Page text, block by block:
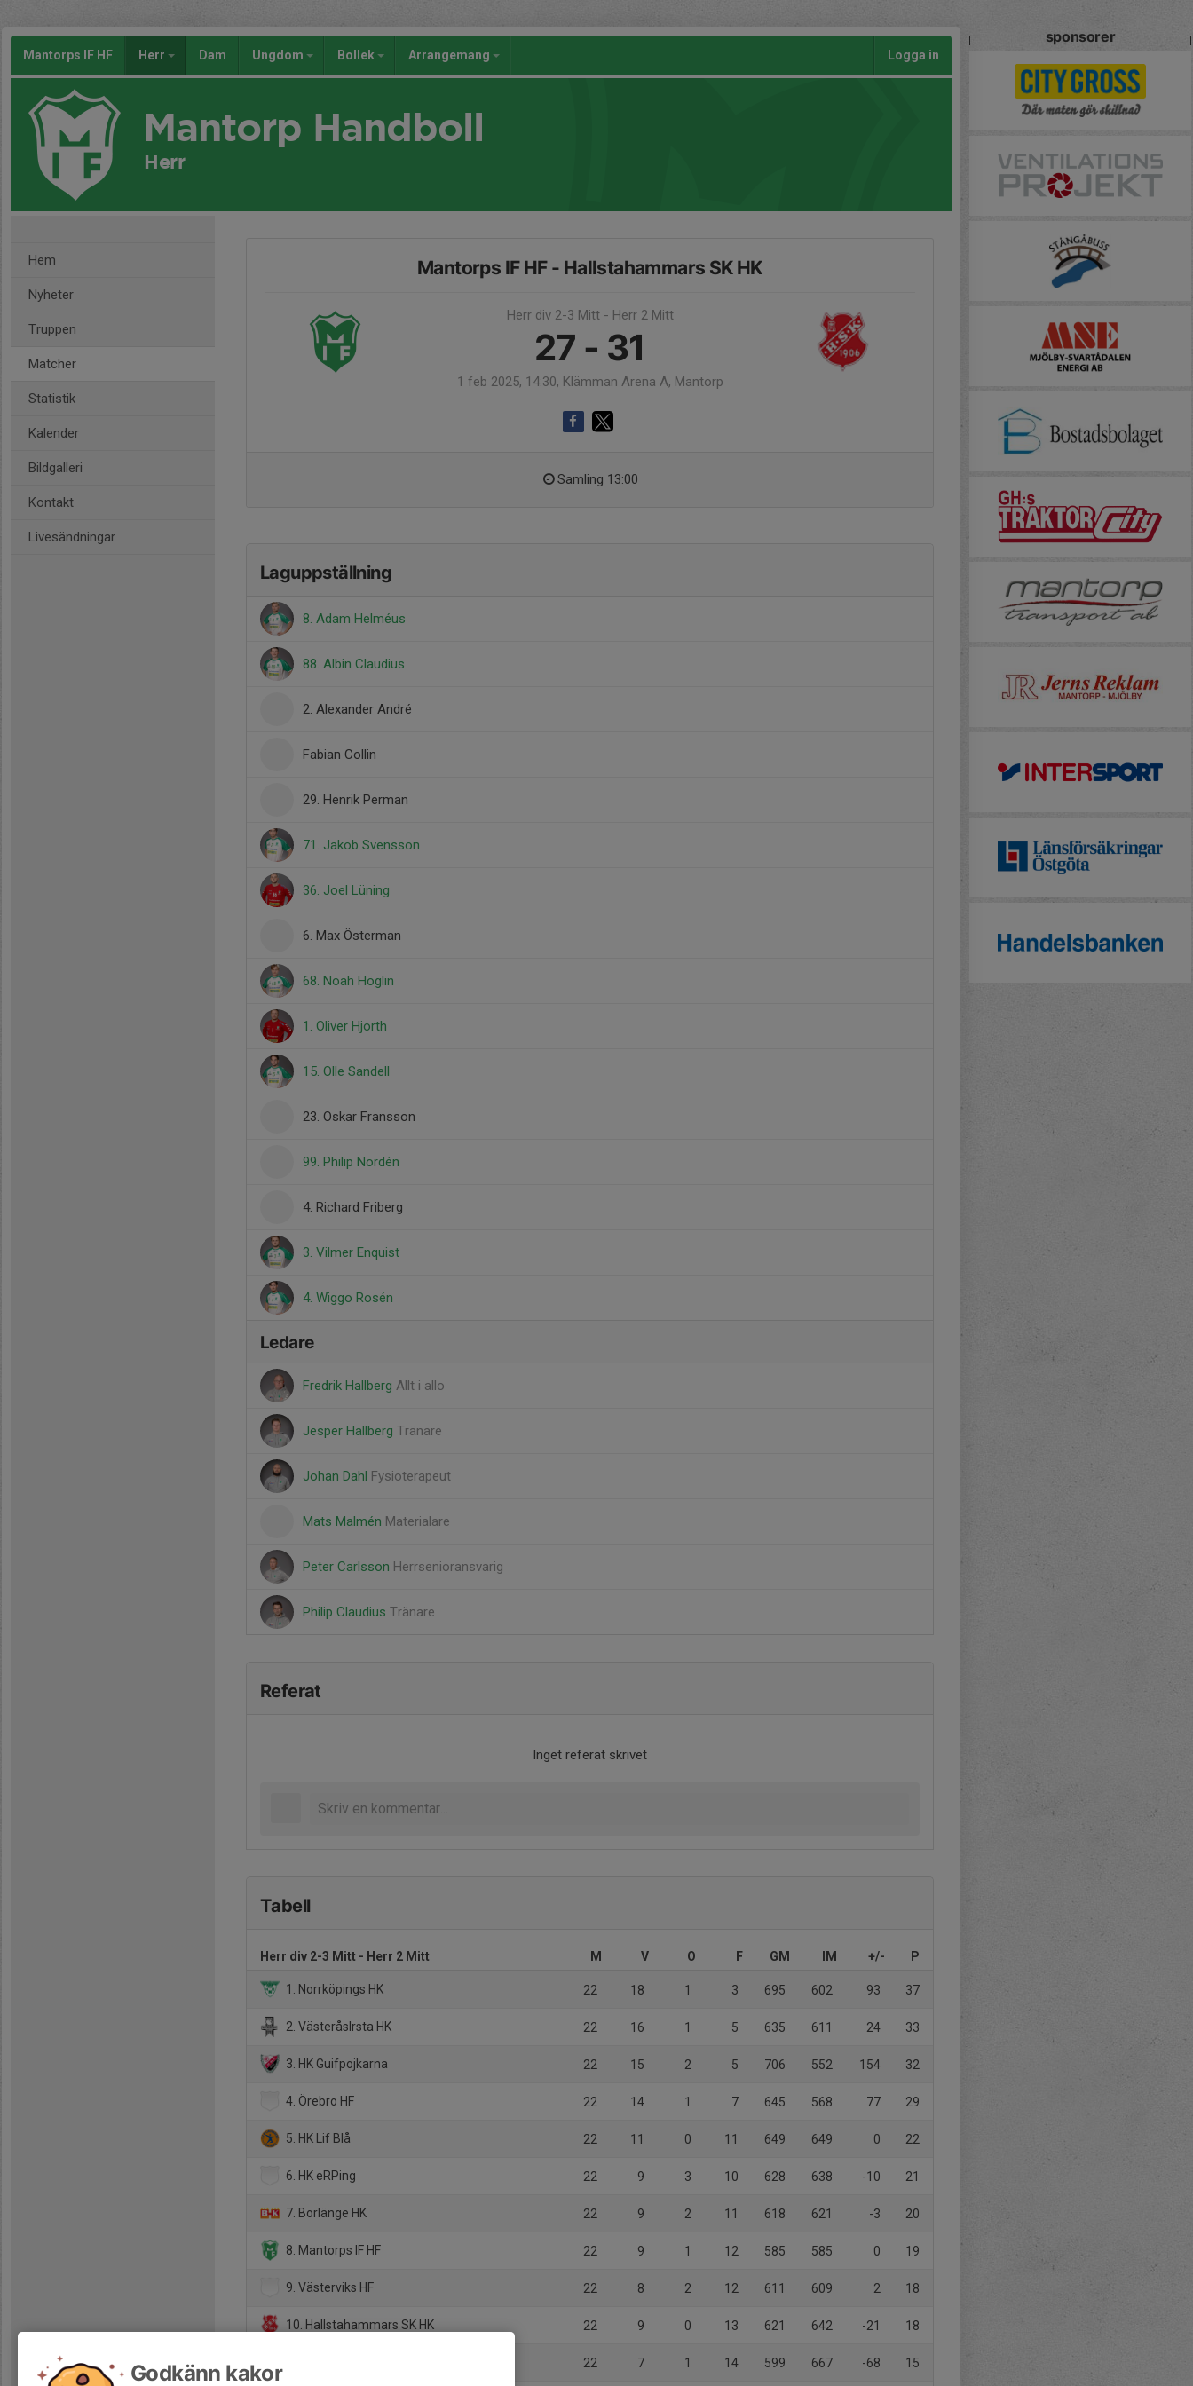
Mantorps IF HF Herr Dam Ungdom Bollek Arrangemang Logga in
Mantorp Handboll
Herr
Hem
Nyheter
Truppen
Matcher
Statistik
Kalender
Bildgalleri
Kontakt
Livesändningar
Mantorps IF HF - Hallstahammars SK HK
Herr div 2-3 Mitt - Herr 2 Mitt
27 - 31
1 feb 2025, 14:30, Klämman Arena A, Mantorp
Samling 13:00
Laguppställning
8. Adam Helméus
88. Albin Claudius
2. Alexander André
Fabian Collin
29. Henrik Perman
71. Jakob Svensson
36. Joel Lüning
6. Max Österman
68. Noah Höglin
1. Oliver Hjorth
15. Olle Sandell
23. Oskar Fransson
99. Philip Nordén
4. Richard Friberg
3. Vilmer Enquist
4. Wiggo Rosén
Ledare
Fredrik Hallberg Allt i allo
Jesper Hallberg Tränare
Johan Dahl Fysioterapeut
Mats Malmén Materialare
Peter Carlsson Herrsenioransvarig
Philip Claudius Tränare
Referat
Inget referat skrivet
Tabell
Herr div 2-3 Mitt - Herr 2 Mitt M V O F GM IM +/- P
1. Norrköpings HK 22 18 1 3 695 602 93 37
2. VästeråsIrsta HK 22 16 1 5 635 611 24 33
3. HK Guifpojkarna 22 15 2 5 706 552 154 32
4. Örebro HF 22 14 1 7 645 568 77 29
5. HK Lif Blå 22 11 0 11 649 649 0 22
6. HK eRPing 22 9 3 10 628 638 -10 21
7. Borlänge HK 22 9 2 11 618 621 -3 20
8. Mantorps IF HF 22 9 1 12 585 585 0 19
9. Västerviks HF 22 8 2 12 611 609 2 18
10. Hallstahammars SK HK 22 9 0 13 621 642 -21 18
22 7 1 14 599 667 -68 15
sponsorer
Godkänn kakor